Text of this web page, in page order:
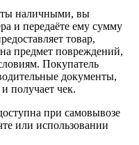
наличными, вы
и передаёте ему сумму
товар,
предмет повреждений,
Покупатель
документы,
получает чек.
при самовывозе
или использовании